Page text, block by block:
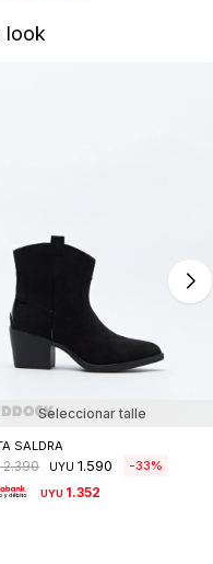
look
Seleccionar talle
SALDRA
2.390 UYU 1.590 33
UYU 1.352